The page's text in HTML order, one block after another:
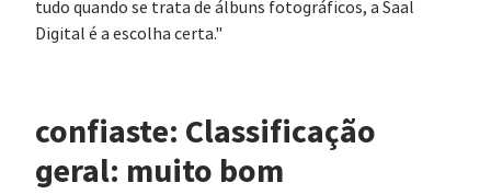
tudo quando se trata de álbuns fotográficos, a Saal
Digital é a escolha certa."
confiaste: Classificação
geral: muito bom